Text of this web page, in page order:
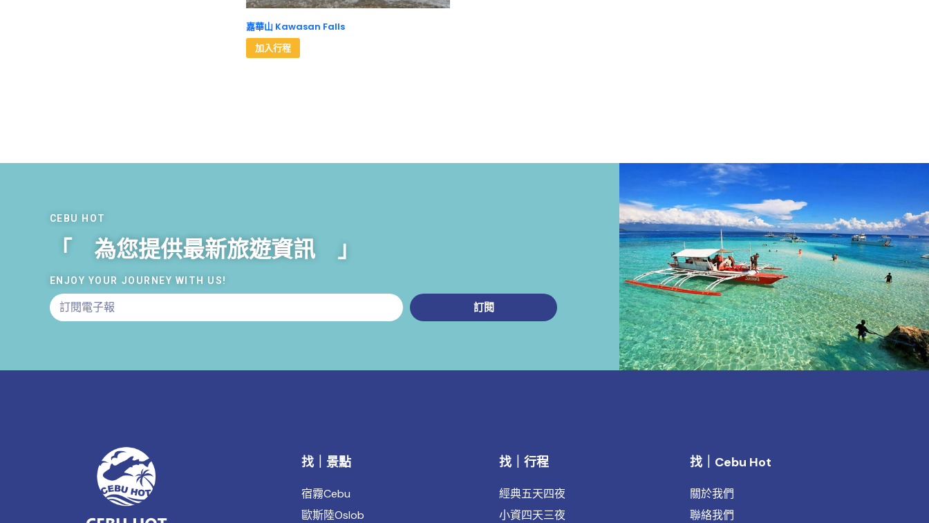
嘉華山 Kawasan Falls
加入行程
CEBU HOT
「 為您提供最新旅遊資訊 」
ENJOY YOUR JOURNEY WITH US!
訂閱
找｜景點
宿霧Cebu
歐斯陸Oslob
找｜行程
經典五天四夜
小資四天三夜
找｜Cebu Hot
關於我們
聯絡我們